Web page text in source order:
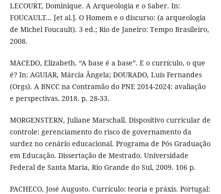
LECOURT, Dominique. A Arqueologia e o Saber. In:
FOUCAULT... [et al.]. O Homem e o discurso: (a arqueologia
de Michel Foucault). 3 ed.; Rio de Janeiro: Tempo Brasileiro,
2008.
MACEDO, Elizabeth. “A base é a base”. E o currículo, o que
é? In: AGUIAR, Márcia Ângela; DOURADO, Luís Fernandes
(Orgs). A BNCC na Contramão do PNE 2014-2024: avaliação
e perspectivas. 2018. p. 28-33.
MORGENSTERN, Juliane Marschall. Dispositivo curricular de
controle: gerenciamento do risco de governamento da
surdez no cenário educacional. Programa de Pós Graduação
em Educação. Dissertação de Mestrado. Universidade
Federal de Santa Maria, Rio Grande do Sul, 2009. 106 p.
PACHECO, José Augusto. Currículo: teoria e práxis. Portugal: